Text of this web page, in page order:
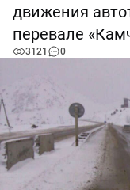
движения
перевале
3121 0